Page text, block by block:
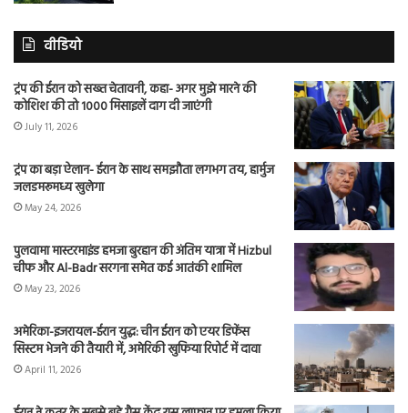
वीडियो
ट्रंप की ईरान को सख्त चेतावनी, कहा- अगर मुझे मारने की
कोशिश की तो 1000 मिसाइलें दाग दी जाएंगी
July 11, 2026
ट्रंप का बड़ा ऐलान- ईरान के साथ समझौता लगभग तय, हार्मुज
जलडमरूमध्य खुलेगा
May 24, 2026
पुलवामा मास्टरमाइंड हमजा बुरहान की अंतिम यात्रा में Hizbul
चीफ और Al-Badr सरगना समेत कई आतंकी शामिल
May 23, 2026
अमेरिका-इजरायल-ईरान युद्ध: चीन ईरान को एयर डिफेंस
सिस्टम भेजने की तैयारी में, अमेरिकी खुफिया रिपोर्ट में दावा
April 11, 2026